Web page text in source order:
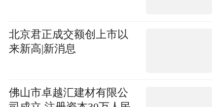
北京君正成交额创上市以
来新高|新消息
佛山市卓越汇建材有限公